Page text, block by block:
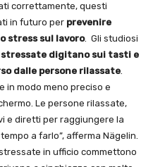
correttamente, questi
in futuro per prevenire
stress sul lavoro. Gli studiosi
stressate digitano sui tasti e
dalle persone rilassate.
in modo meno preciso e
Le persone rilassate,
e diretti per raggiungere la
a farlo”, afferma Nägelin.
in ufficio commettono